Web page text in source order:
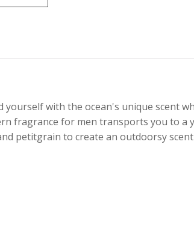
with the ocean's unique scent
fragrance for men transports you to a
petitgrain to create an outdoorsy